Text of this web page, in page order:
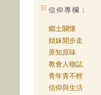
信仰專欄：
鄉土關懷
姐妹開步走
原知原味
教會人物誌
青年青不輕
信仰與生活